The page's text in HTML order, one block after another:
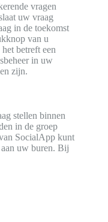
vragen
uw vraag
in de toekomst
van u
betreft een
in uw
zijn.
stellen binnen
in de groep
SocialApp kunt
uw buren. Bij